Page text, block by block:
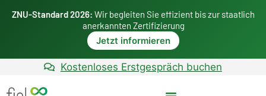
ZNU-Standard 2026: Wir begleiten Sie effizient bis zur staatlich
anerkannten Zertifizierung
Jetzt informieren
Kostenloses Erstgespräch buchen